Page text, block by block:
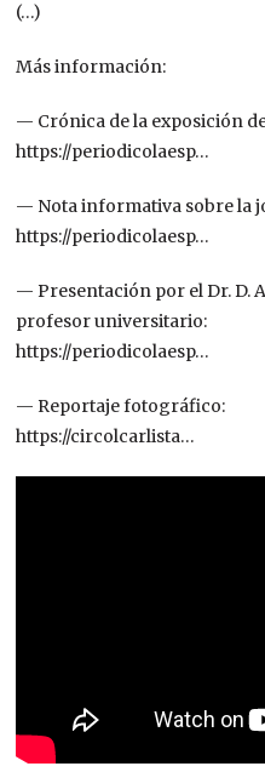
(…)
Más información:
— Crónica de la exposición
https://periodicolaesp…
— Nota informativa sobre la
https://periodicolaesp…
— Presentación por el Dr. D.
profesor universitario:
https://periodicolaesp…
— Reportaje fotográfico:
https://circolcarlista…